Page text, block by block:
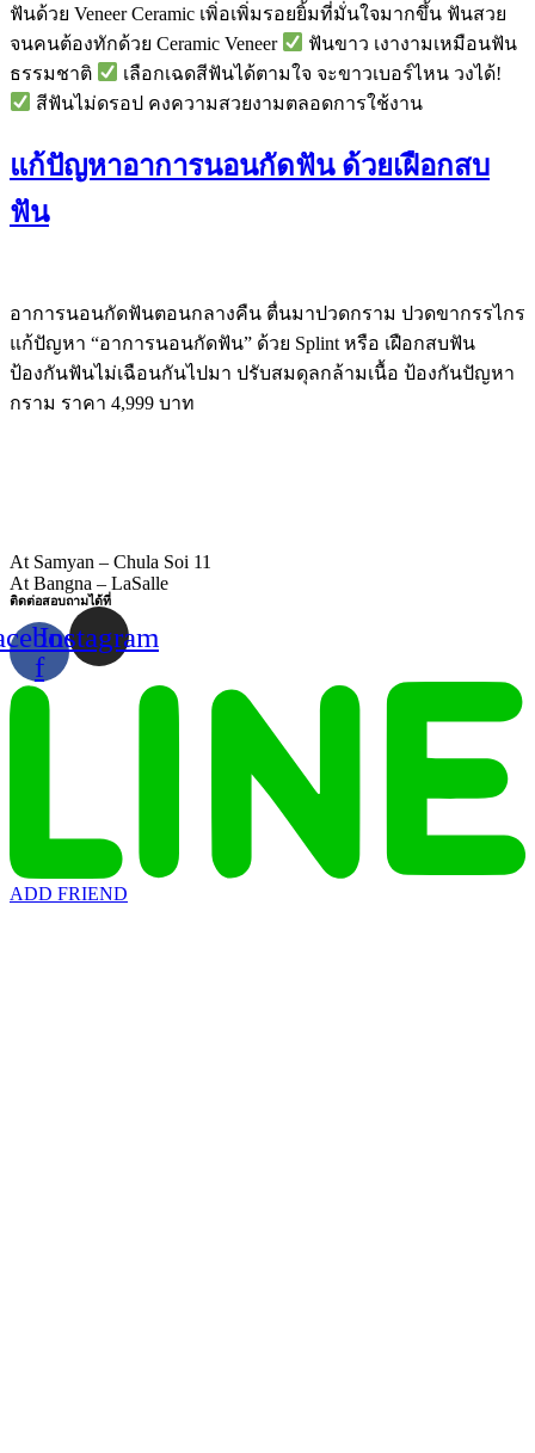
ฟันด้วย Veneer Ceramic เพิ่อเพิ่มรอยยิ้มที่มั่นใจมากขึ้น ฟันสวย
จนคนต้องทักด้วย Ceramic Veneer
ฟันขาว เงางามเหมือนฟัน
ธรรมชาติ
เลือกเฉดสีฟันได้ตามใจ จะขาวเบอร์ไหน วงได้!
สีฟันไม่ดรอป คงความสวยงามตลอดการใช้งาน
แก้ปัญหาอาการนอนกัดฟัน ด้วยเฝือกสบ
ฟัน
อาการนอนกัดฟันตอนกลางคืน ตื่นมาปวดกราม ปวดขากรรไกร
แก้ปัญหา “อาการนอนกัดฟัน” ด้วย Splint หรือ เฝือกสบฟัน
ป้องกันฟันไม่เฉือนกันไปมา ปรับสมดุลกล้ามเนื้อ ป้องกันปัญหา
กราม ราคา 4,999 บาท
At Samyan – Chula Soi 11
At Bangna – LaSalle
ติดต่อสอบถามได้ที่
f
Instagram
ADD FRIEND